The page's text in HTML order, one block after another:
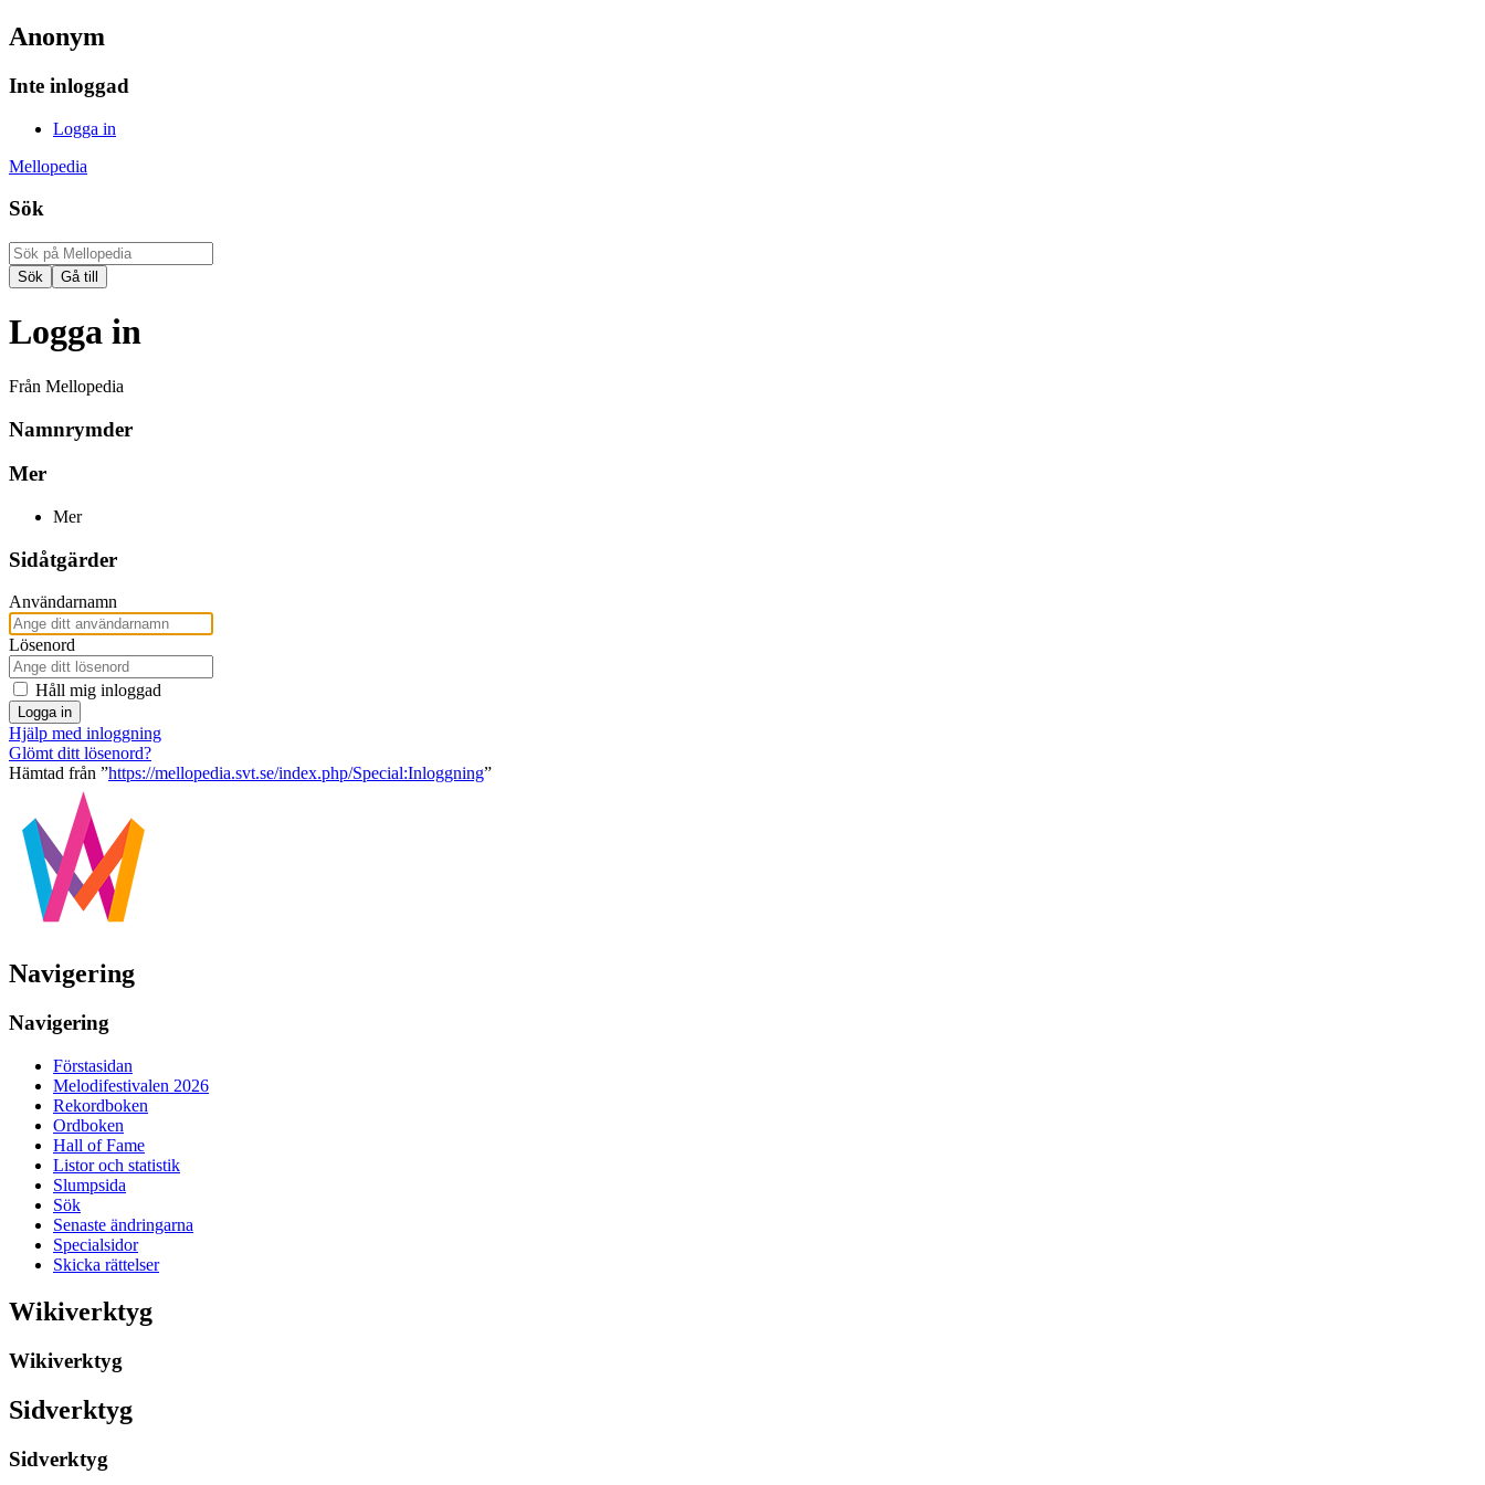
Anonym
Inte inloggad
Logga in
Mellopedia
Sök
Logga in
Från Mellopedia
Namnrymder
Mer
Mer
Sidåtgärder
Användarnamn
Lösenord
Håll mig inloggad
Logga in
Hjälp med inloggning
Glömt ditt lösenord?
Hämtad från ”https://mellopedia.svt.se/index.php/Special:Inloggning”
Navigering
Navigering
Förstasidan
Melodifestivalen 2026
Rekordboken
Ordboken
Hall of Fame
Listor och statistik
Slumpsida
Sök
Senaste ändringarna
Specialsidor
Skicka rättelser
Wikiverktyg
Wikiverktyg
Sidverktyg
Sidverktyg